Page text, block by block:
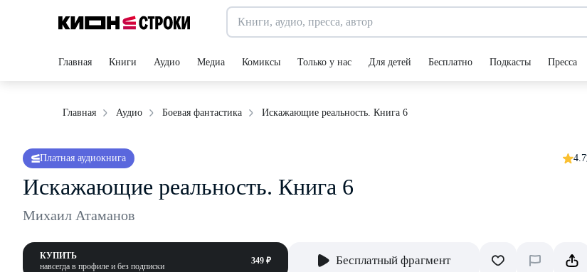
Главная Книги Аудио Медиа Комиксы Только у нас Для детей Бесплатно Подкасты Пресса
Главная Аудио Боевая фантастика Искажающие реальность. Книга 6
Платная аудиокнига 4.7
Искажающие реальность. Книга 6
Михаил Атаманов
КУПИТЬ
навсегда в профиле и без подписки
349 ₽ Бесплатный фрагмент